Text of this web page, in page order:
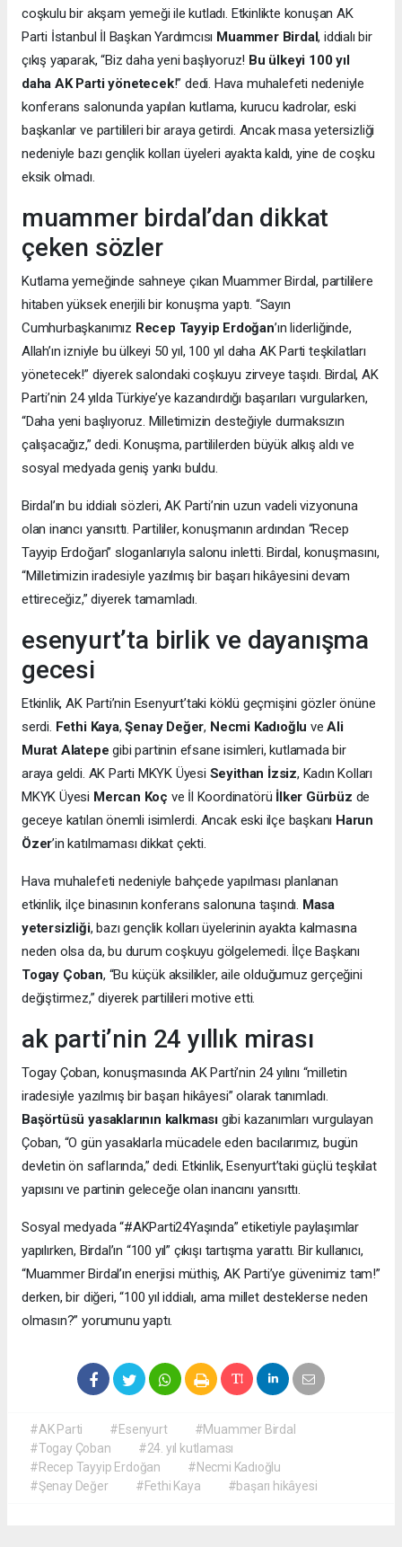
coşkulu bir akşam yemeği ile kutladı. Etkinlikte konuşan AK
Parti İstanbul İl Başkan Yardımcısı Muammer Birdal, iddialı bir
çıkış yaparak, “Biz daha yeni başlıyoruz! Bu ülkeyi 100 yıl
daha AK Parti yönetecek!” dedi. Hava muhalefeti nedeniyle
konferans salonunda yapılan kutlama, kurucu kadrolar, eski
başkanlar ve partilileri bir araya getirdi. Ancak masa yetersizliği
nedeniyle bazı gençlik kolları üyeleri ayakta kaldı, yine de coşku
eksik olmadı.
muammer birdal’dan dikkat
çeken sözler
Kutlama yemeğinde sahneye çıkan Muammer Birdal, partililere
hitaben yüksek enerjili bir konuşma yaptı. “Sayın
Cumhurbaşkanımız Recep Tayyip Erdoğan’ın liderliğinde,
Allah’ın izniyle bu ülkeyi 50 yıl, 100 yıl daha AK Parti teşkilatları
yönetecek!” diyerek salondaki coşkuyu zirveye taşıdı. Birdal, AK
Parti’nin 24 yılda Türkiye’ye kazandırdığı başarıları vurgularken,
“Daha yeni başlıyoruz. Milletimizin desteğiyle durmaksızın
çalışacağız,” dedi. Konuşma, partililerden büyük alkış aldı ve
sosyal medyada geniş yankı buldu.
Birdal’ın bu iddialı sözleri, AK Parti’nin uzun vadeli vizyonuna
olan inancı yansıttı. Partililer, konuşmanın ardından “Recep
Tayyip Erdoğan” sloganlarıyla salonu inletti. Birdal, konuşmasını,
“Milletimizin iradesiyle yazılmış bir başarı hikâyesini devam
ettireceğiz,” diyerek tamamladı.
esenyurt’ta birlik ve dayanışma
gecesi
Etkinlik, AK Parti’nin Esenyurt’taki köklü geçmişini gözler önüne
serdi. Fethi Kaya,Şenay Değer, Necmi Kadıoğlu veAli
Murat Alatepe gibi partinin efsane isimleri, kutlamada bir
araya geldi. AK Parti MKYK Üyesi Seyithan İzsiz, Kadın Kolları
MKYK Üyesi Mercan Koç ve İl Koordinatörü İlker Gürbüz de
geceye katılan önemli isimlerdi. Ancak eski ilçe başkanı Harun
Özer’in katılmaması dikkat çekti.
Hava muhalefeti nedeniyle bahçede yapılması planlanan
etkinlik, ilçe binasının konferans salonuna taşındı. Masa
yetersizliği, bazı gençlik kolları üyelerinin ayakta kalmasına
neden olsa da, bu durum coşkuyu gölgelemedi. İlçe Başkanı
Togay Çoban, “Bu küçük aksilikler, aile olduğumuz gerçeğini
değiştirmez,” diyerek partilileri motive etti.
ak parti’nin 24 yıllık mirası
Togay Çoban, konuşmasında AK Parti’nin 24 yılını “milletin
iradesiyle yazılmış bir başarı hikâyesi” olarak tanımladı.
Başörtüsü yasaklarının kalkması gibi kazanımları vurgulayan
Çoban, “O gün yasaklarla mücadele eden bacılarımız, bugün
devletin ön saflarında,” dedi. Etkinlik, Esenyurt’taki güçlü teşkilat
yapısını ve partinin geleceğe olan inancını yansıttı.
Sosyal medyada “#AKParti24Yaşında” etiketiyle paylaşımlar
yapılırken, Birdal’ın “100 yıl” çıkışı tartışma yarattı. Bir kullanıcı,
“Muammer Birdal’ın enerjisi müthiş, AK Parti’ye güvenimiz tam!”
derken, bir diğeri, “100 yıl iddialı, ama millet desteklerse neden
olmasın?” yorumunu yaptı.
#AK Parti #Esenyurt
#Muammer Birdal
#Togay Çoban
#24. yıl kutlaması
#Recep Tayyip Erdoğan
#Necmi Kadıoğlu
#Şenay Değer
#Fethi Kaya #başarı hikâyesi